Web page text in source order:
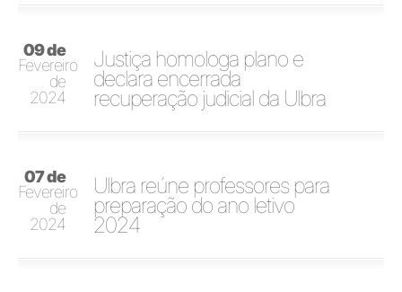
09 de
Fevereiro
de
2024
Justiça homologa plano e
declara encerrada
recuperação judicial da Ulbra
07 de
Fevereiro
de
2024
Ulbra reúne professores para
preparação do ano letivo
2024